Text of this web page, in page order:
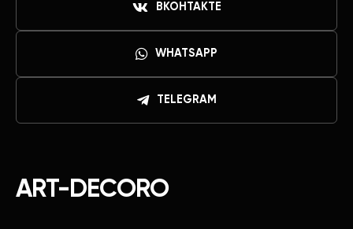
ART-DECORO
ВКОНТАКТЕ
WHATSAPP
TELEGRAM